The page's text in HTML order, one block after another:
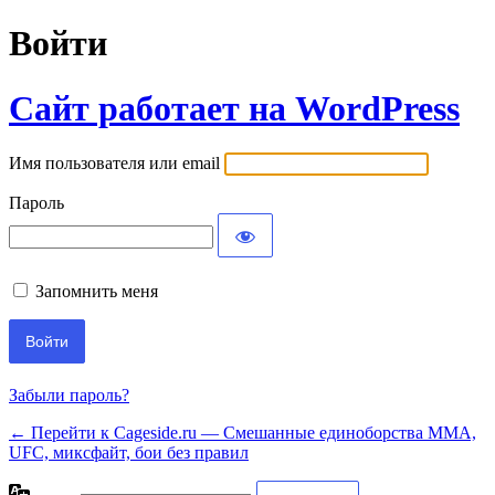
Войти
Сайт работает на WordPress
Имя пользователя или email
Пароль
Запомнить меня
Забыли пароль?
← Перейти к Cageside.ru — Смешанные единоборства MMA,
UFC, миксфайт, бои без правил